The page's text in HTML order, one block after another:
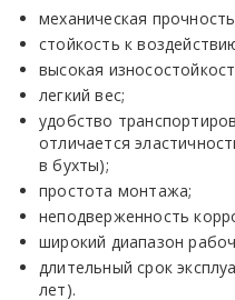
механическая
стойкость к
высокая
легкий вес;
удобство
отличается
в бухты);
простота монтажа;
неподверженность
широкий диапазон
длительный срок
лет).